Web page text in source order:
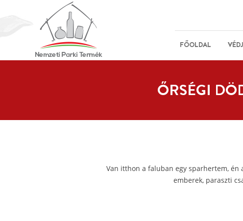
FŐOLDAL
ŐRSÉGI
Van itthon a faluban egy sparhertem, én
emberek, paraszti